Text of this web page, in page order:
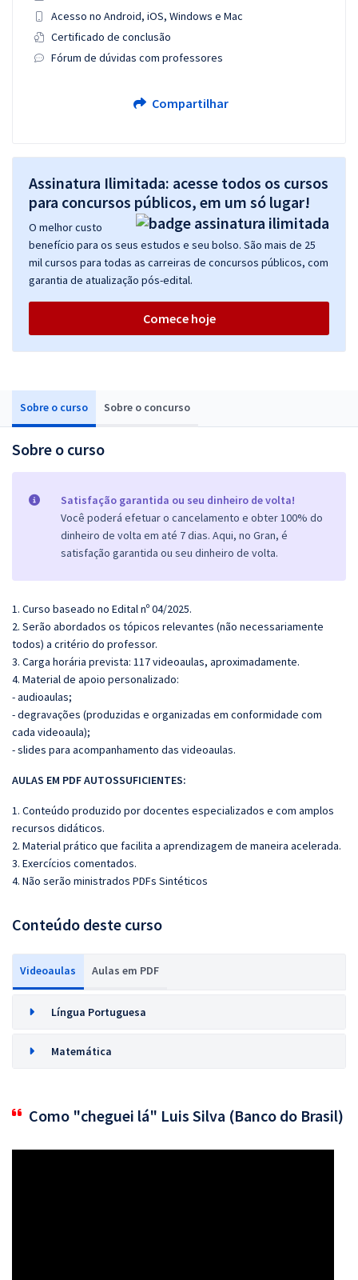
Sobre o curso Sobre o concurso
Sobre o curso
Satisfação garantida ou seu dinheiro de volta!
Você poderá efetuar o cancelamento e obter 100% do
dinheiro de volta em até 7 dias. Aqui, no Gran, é
satisfação garantida ou seu dinheiro de volta.
1. Curso baseado no Edital nº 04/2025.
2. Serão abordados os tópicos relevantes (não necessariamente
todos) a critério do professor.
3. Carga horária prevista: 117 videoaulas, aproximadamente.
4. Material de apoio personalizado:
- audioaulas;
- degravações (produzidas e organizadas em conformidade com
cada videoaula);
- slides para acompanhamento das videoaulas.
AULAS EM PDF AUTOSSUFICIENTES:
1. Conteúdo produzido por docentes especializados e com amplos
recursos didáticos.
2. Material prático que facilita a aprendizagem de maneira acelerada.
3. Exercícios comentados.
4. Não serão ministrados PDFs Sintéticos
Conteúdo deste curso
Videoaulas Aulas em PDF
Língua Portuguesa
Matemática
Como "cheguei lá" Luis Silva (Banco do Brasil)
Acesso no Android, iOS, Windows e Mac
Certificado de conclusão
Fórum de dúvidas com professores
Compartilhar
Assinatura Ilimitada: acesse todos os cursos
para concursos públicos, em um só lugar!
O melhor custo
benefício para os seus estudos e seu bolso. São mais de 25
mil cursos para todas as carreiras de concursos públicos, com
garantia de atualização pós-edital.
Comece hoje